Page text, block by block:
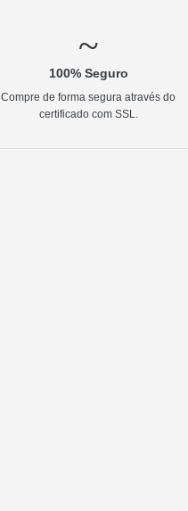
100% Seguro
Compre de forma segura através do
certificado com SSL.